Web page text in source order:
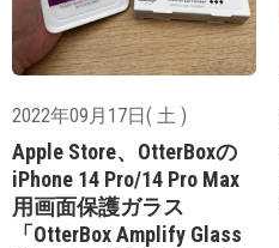
2022年09月17日( 土 )
Apple Store、OtterBoxの
iPhone 14 Pro/14 Pro Max
用画面保護ガラス
「OtterBox Amplify Glass